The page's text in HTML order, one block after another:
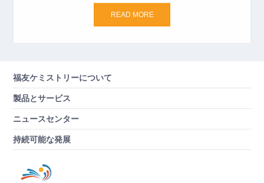
READ MORE
福友ケミストリーについて
製品とサービス
ニュースセンター
持続可能な発展